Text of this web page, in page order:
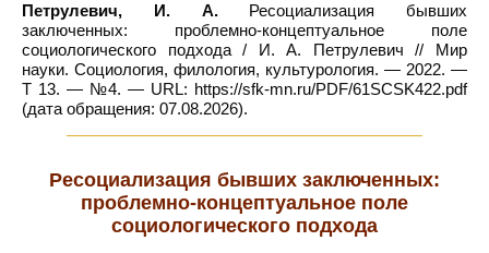
Петрулевич, И. А.Ресоциализация бывших
заключенных: проблемно-концептуальное поле
социологического подхода / И. А. Петрулевич // Мир
науки. Социология, филология, культурология. — 2022. —
Т 13. — №4. — URL: https://sfk-mn.ru/PDF/61SCSK422.pdf
(дата обращения: 07.08.2026).
Ресоциализация бывших заключенных:
проблемно-концептуальное поле
социологического подхода